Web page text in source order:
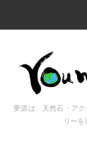
夢源は、天然石・ア
リー